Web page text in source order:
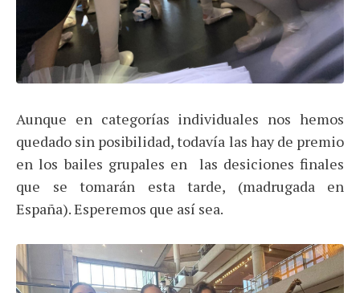
Aunque en categorías individuales nos hemos
quedado sin posibilidad, todavía las hay de premio
en los bailes grupales en las desiciones finales
que se tomarán esta tarde, (madrugada en
España). Esperemos que así sea.